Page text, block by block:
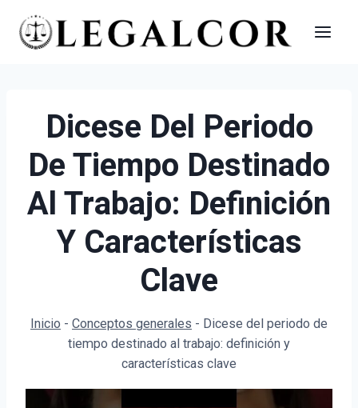
Saltar
Dicese Del Periodo
De Tiempo Destinado
Al Trabajo: Definición
Y Características
Clave
Inicio - Conceptos generales - Dicese del periodo de
tiempo destinado al trabajo: definición y
características clave